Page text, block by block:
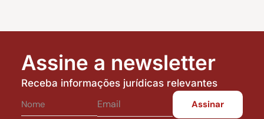
Assine a newsletter
Receba informações jurídicas relevantes